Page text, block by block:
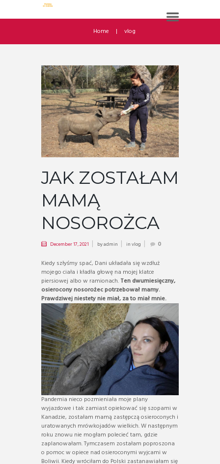
Home vlog
JAK ZOSTAŁAM
MAMĄ
NOSOROŻCA
December 17, 2021 byadmin invlog 0
Kiedy szłyśmy spać, Dani układała się wzdłuż
mojego ciała i kładła głowę na mojej klatce
piersiowej albo w ramionach. Ten dwumiesięczny,
osierocony nosorożec potrzebował mamy.
Prawdziwej niestety nie miał, za to miał mnie.
Pandemia nieco pozmieniała moje plany
wyjazdowe i tak zamiast opiekować się szopami w
Kanadzie, zostałam mamą zastępczą osieroconych i
uratowanych mrówkojadów wielkich. W następnym
roku znowu nie mogłam polecieć tam, gdzie
zaplanowałam. Tymczasem zostałam poproszona
o pomoc w opiece nad osieroconymi wyjcami w
Boliwii. Kiedy wróciłam do Polski zastanawiałam się